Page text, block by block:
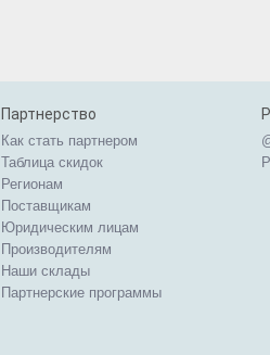
Партнерство
Как стать партнером
Таблица скидок
Регионам
Поставщикам
Юридическим лицам
Производителям
Наши склады
Партнерские программы